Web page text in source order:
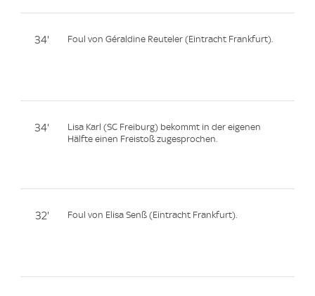
34' Foul von Géraldine Reuteler (Eintracht Frankfurt).
34'
Lisa Karl (SC Freiburg) bekommt in der eigenen
Hälfte einen Freistoß zugesprochen.
32' Foul von Elisa Senß (Eintracht Frankfurt).